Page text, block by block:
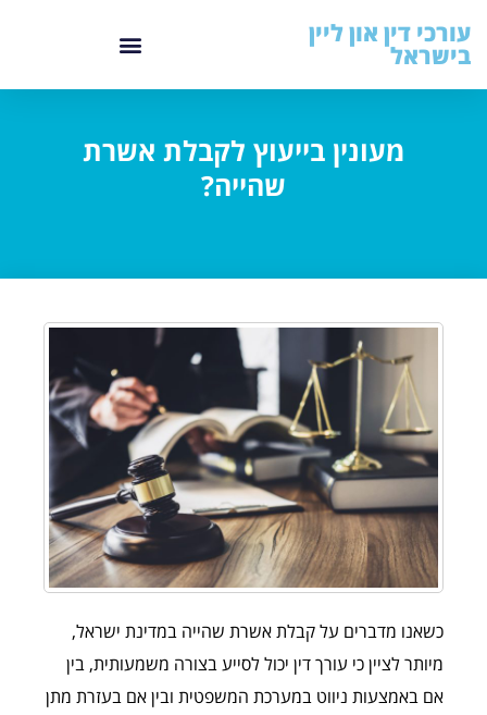
עורכי דין און ליין
בישראל
מעונין בייעוץ לקבלת אשרת
שהייה?
כשאנו מדברים על קבלת אשרת שהייה במדינת ישראל,
מיותר לציין כי עורך דין יכול לסייע בצורה משמעותית, בין
אם באמצעות ניווט במערכת המשפטית ובין אם בעזרת מתן